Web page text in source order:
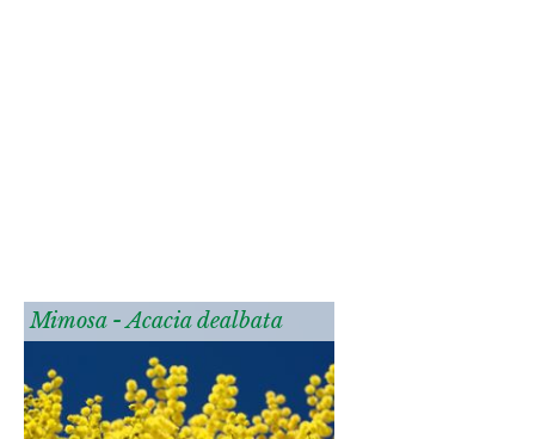
Mimosa - Acacia dealbata